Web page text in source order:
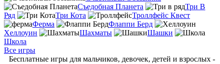
Съедобная Планета
Три В
Ряд
Три Кота
Троллфейс Квест
Ферма
Флаппи Берд
Хеллоуин
Шахматы
Шашки
Школа
Все игры
Бесплатные игры для мальчиков, девочек, детей и взрослых -